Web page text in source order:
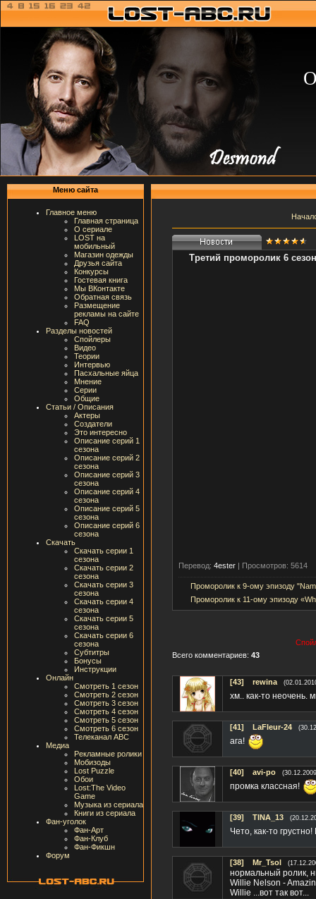
Меню сайта
Главное меню
Главная страница
О сериале
LOST на
мобильный
Магазин одежды
Друзья сайта
Конкурсы
Гостевая книга
Мы ВКонтакте
Обратная связь
Размещение
рекламы на сайте
FAQ
Разделы новостей
Спойлеры
Видео
Теории
Интервью
Пасхальные яйца
Мнение
Серии
Общие
Статьи / Описания
Актеры
Создатели
Это интересно
Описание серий 1
сезона
Описание серий 2
сезона
Описание серий 3
сезона
Описание серий 4
сезона
Описание серий 5
сезона
Описание серий 6
сезона
Скачать
Скачать серии 1
сезона
Скачать серии 2
сезона
Скачать серии 3
сезона
Скачать серии 4
сезона
Скачать серии 5
сезона
Скачать серии 6
сезона
Субтитры
Бонусы
Инструкции
Онлайн
Смотреть 1 сезон
Смотреть 2 сезон
Смотреть 3 сезон
Смотреть 4 сезон
Смотреть 5 сезон
Смотреть 6 сезон
Телеканал ABC
Медиа
Рекламные ролики
Мобизоды
Lost Puzzle
Обои
Lost:The Video
Game
Музыка из сериала
Книги из сериала
Фан-уголок
Фан-Арт
Фан-Клуб
Фан-Фикшн
Форум
Третий проморолик 6
Перевод: 4ester | Просмотров: 5614
Проморолик к 9-ому эпизоду
Проморолик к 11-ому эпизоду
Всего комментариев: 43
[43] rewina
хм.. как-то неочень.
[41] LaFleur-24
ага!
[40] avi-po
промка классная!
[39] TINA_13
Чето, как-то
[38] Mr_Tsol
нормальный ролик,
Willie Nelson -
Willie ...вот так вот...